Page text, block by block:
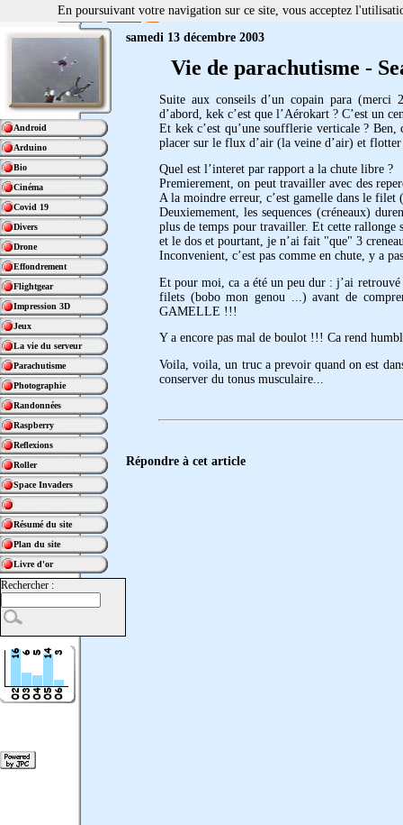
Android
Arduino
Bio
Cinéma
Covid 19
Divers
Drone
Effondrement
Flightgear
Impression 3D
Jeux
La vie du serveur
Parachutisme
Photographie
Randonnées
Raspberry
Reflexions
Roller
Space Invaders
Résumé du site
Plan du site
Livre d'or
Rechercher :
samedi 13 décembre 2003
Vie de parachutisme -
Suite aux conseils d’un copain para
d’abord, kek c’est que l’Aérokart ? C’est un
Et kek c’est qu’une soufflerie verticale ?
placer sur le flux d’air (la veine d’air) et
Quel est l’interet par rapport a la chute libre ?
Premierement, on peut travailler avec des
A la moindre erreur, c’est gamelle dans le
Deuxiemement, les sequences (créneaux)
plus de temps pour travailler. Et cette rallonge
et le dos et pourtant, je n’ai fait "que" 3
Inconvenient, c’est pas comme en chute, y a
Et pour moi, ca a été un peu dur : j’ai retrouvé
filets (bobo mon genou ...) avant de
GAMELLE !!!
Y a encore pas mal de boulot !!! Ca rend
Voila, voila, un truc a prevoir quand on est
conserver du tonus musculaire...
Répondre à cet article
En poursuivant votre navigation sur ce site, vous acceptez